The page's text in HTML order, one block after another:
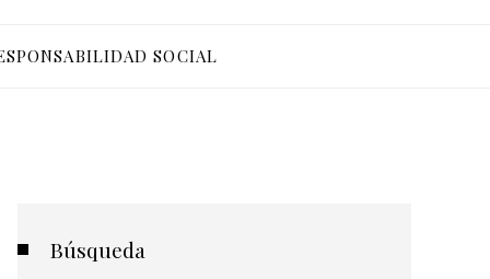
SOCIAL
Búsqueda